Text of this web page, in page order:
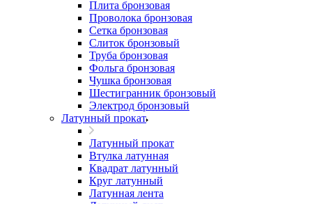
Плита бронзовая
Проволока бронзовая
Сетка бронзовая
Слиток бронзовый
Труба бронзовая
Фольга бронзовая
Чушка бронзовая
Шестигранник бронзовый
Электрод бронзовый
Латунный прокат
Латунный прокат
Втулка латунная
Квадрат латунный
Круг латунный
Латунная лента